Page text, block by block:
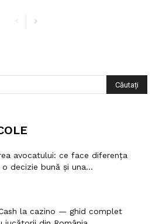
avocatului: ce face diferența
decizie bună și una...
la cazino — ghid complet